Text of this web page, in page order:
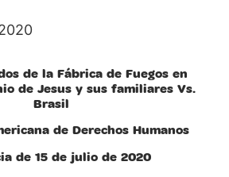
de la Fábrica de Fuegos en
de Jesus y sus familiares Vs.
Brasil
de Derechos Humanos
de 15 de julio de 2020